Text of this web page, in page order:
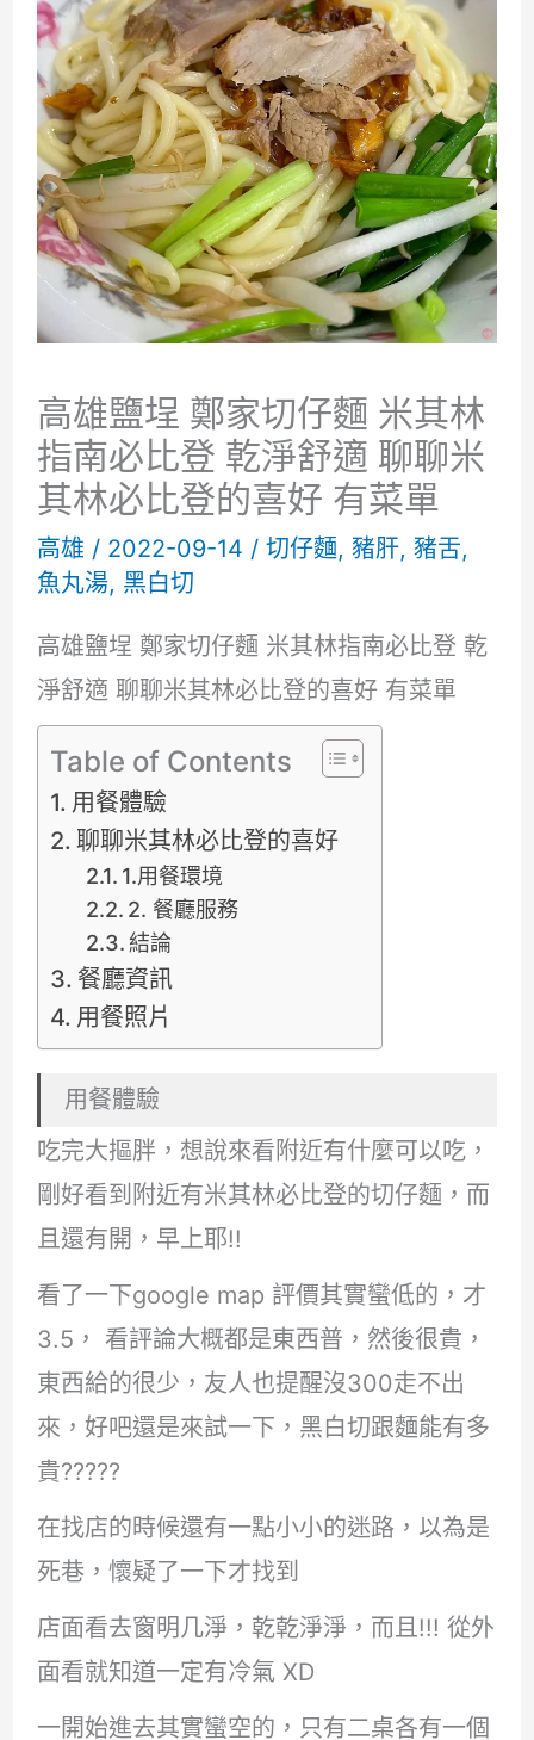
高雄鹽埕 鄭家切仔麵 米其林
指南必比登 乾淨舒適 聊聊米
其林必比登的喜好 有菜單
高雄 / 2022-09-14 / 切仔麵, 豬肝, 豬舌,
魚丸湯, 黑白切
高雄鹽埕 鄭家切仔麵 米其林指南必比登 乾
淨舒適 聊聊米其林必比登的喜好 有菜單
Table of Contents
用餐體驗
聊聊米其林必比登的喜好
1.用餐環境
2. 餐廳服務
結論
餐廳資訊
用餐照片
用餐體驗
吃完大摳胖，想說來看附近有什麼可以吃，
剛好看到附近有米其林必比登的切仔麵，而
且還有開，早上耶!!
看了一下google map 評價其實蠻低的，才
3.5， 看評論大概都是東西普，然後很貴，
東西給的很少，友人也提醒沒300走不出
來，好吧還是來試一下，黑白切跟麵能有多
貴?????
在找店的時候還有一點小小的迷路，以為是
死巷，懷疑了一下才找到
店面看去窗明几淨，乾乾淨淨，而且!!! 從外
面看就知道一定有冷氣 XD
一開始進去其實蠻空的，只有二桌各有一個